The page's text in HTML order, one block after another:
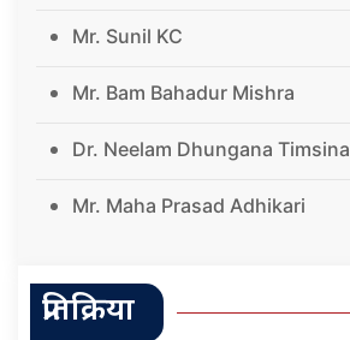
Mr. Sunil KC
Mr. Bam Bahadur Mishra
Dr. Neelam Dhungana Timsina
Mr. Maha Prasad Adhikari
प्रतिक्रिया